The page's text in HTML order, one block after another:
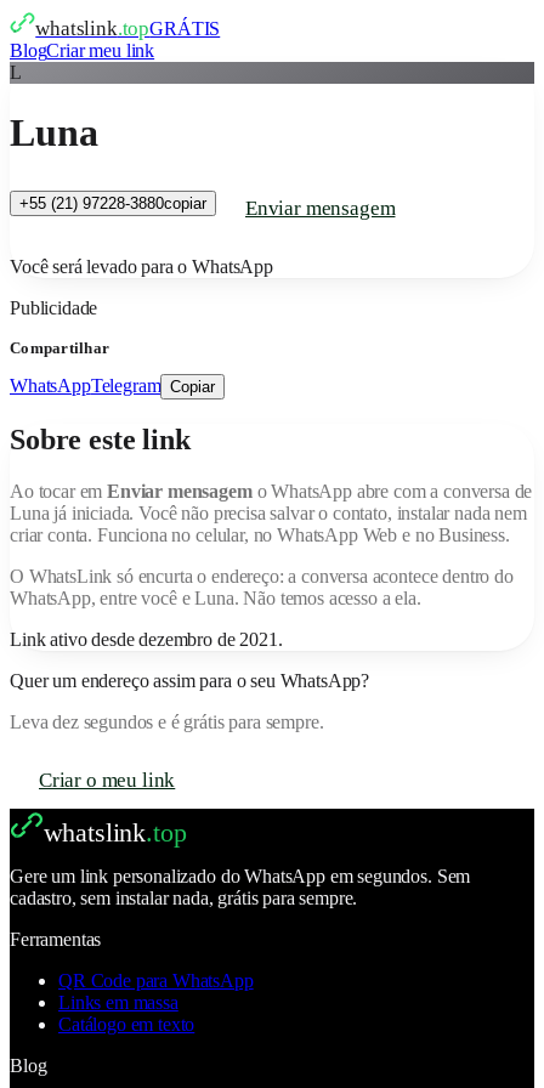
whatslink.topGRÁTIS
BlogCriar meu link
L
Luna
+55 (21) 97228-3880copiar Enviar mensagem
Você será levado para o WhatsApp
Publicidade
Compartilhar
WhatsAppTelegram Copiar
Sobre este link
Ao tocar emEnviar mensagem o WhatsApp abre com a conversa de
Luna já iniciada. Você não precisa salvar o contato, instalar nada nem
criar conta. Funciona no celular, no WhatsApp Web e no Business.
O WhatsLink só encurta o endereço: a conversa acontece dentro do
WhatsApp, entre você eLuna. Não temos acesso a ela.
Link ativo desde dezembro de 2021 .
Quer um endereço assim para o seu WhatsApp?
Leva dez segundos e é grátis para sempre.
Criar o meu link
whatslink.top
Gere um link personalizado do WhatsApp em segundos. Sem
cadastro, sem instalar nada, grátis para sempre.
Ferramentas
QR Code para WhatsApp
Links em massa
Catálogo em texto
Blog